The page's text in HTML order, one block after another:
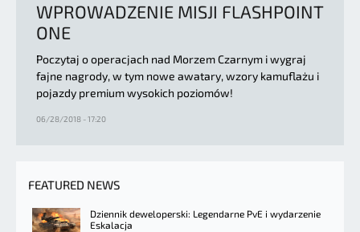
WPROWADZENIE MISJI FLASHPOINT
ONE
Poczytaj o operacjach nad Morzem Czarnym i wygraj
fajne nagrody, w tym nowe awatary, wzory kamuflażu i
pojazdy premium wysokich poziomów!
06/28/2018 - 17:20
FEATURED NEWS
Dziennik deweloperski: Legendarne PvE i wydarzenie
Eskalacja